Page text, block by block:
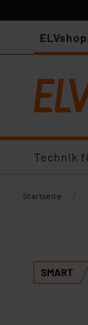
ELVshop
Technik
Startseite /